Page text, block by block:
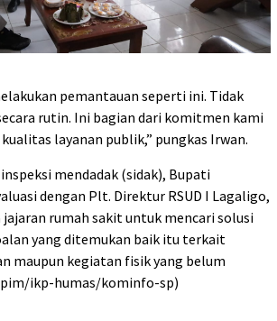
pemantauan seperti ini. Tidak
rutin. Ini bagian dari komitmen kami
layanan publik,” pungkas Irwan.
mendadak (sidak), Bupati
dengan Plt. Direktur RSUD I Lagaligo,
jajaran rumah sakit untuk mencari solusi
yang ditemukan baik itu terkait
maupun kegiatan fisik yang belum
ikp-humas/kominfo-sp)